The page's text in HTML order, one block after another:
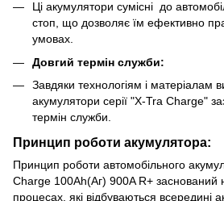
Ці акумулятори сумісні до
стоп, що дозволяє їм ефективно
умовах.
Довгий термін служби:
Завдяки технологіям і матеріалам
акумулятори серії "X-Tra Charge"
термін служби.
Принцип роботи акумулятора:
Принцип роботи автомобільного
Charge 100Ah(Аг) 900A R+ заснований
процесах, які відбуваються всередині